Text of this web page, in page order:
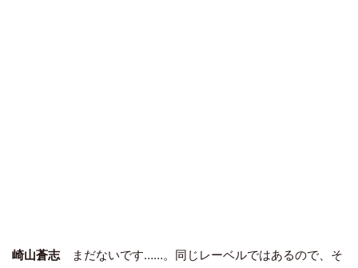
崎山蒼志まだないです……。同じレーベルではあるので、そ